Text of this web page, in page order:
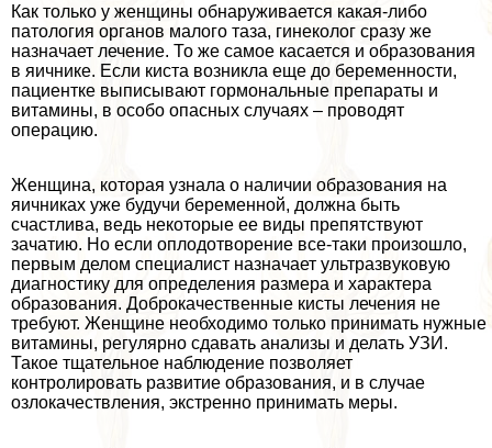
Как только у женщины обнаруживается какая-либо
патология органов малого таза, гинеколог сразу же
назначает лечение. То же самое касается и образования
в яичнике. Если киста возникла еще до беременности,
пациентке выписывают гормональные препараты и
витамины, в особо опасных случаях – проводят
операцию.
Женщина, которая узнала о наличии образования на
яичниках уже будучи беременной, должна быть
счастлива, ведь некоторые ее виды препятствуют
зачатию. Но если оплодотворение все-таки произошло,
первым делом специалист назначает ультразвуковую
диагностику для определения размера и хаpaктера
образования. Доброкачественные кисты лечения не
требуют. Женщине необходимо только принимать нужные
витамины, регулярно сдавать анализы и делать УЗИ.
Такое тщательное наблюдение позволяет
контролировать развитие образования, и в случае
озлокачествления, экстренно принимать меры.